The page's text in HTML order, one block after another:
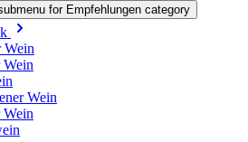
for Empfehlungen category
Wein
Wein
Wein